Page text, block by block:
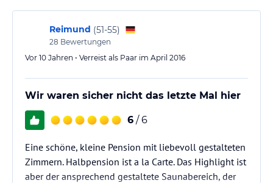
Reimund (51-55)
28 Bewertungen
Vor 10 Jahren • Verreist als Paar im April 2016
Wir waren sicher nicht das letzte Mal hier
6 / 6
Eine schöne, kleine Pension mit liebevoll gestalteten
Zimmern. Halbpension ist a la Carte. Das Highlight ist
aber der ansprechend gestaltete Saunabereich, der